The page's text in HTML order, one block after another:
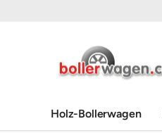
Holz-Bollerwagen